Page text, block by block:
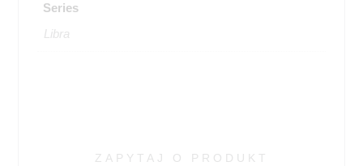
Series
Libra
ZAPYTAJ O PRODUKT